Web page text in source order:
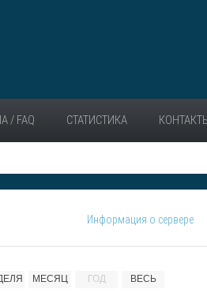
/ FAQ СТАТИСТИКА
Информация о сервере
МЕСЯЦ ГОД ВЕСЬ